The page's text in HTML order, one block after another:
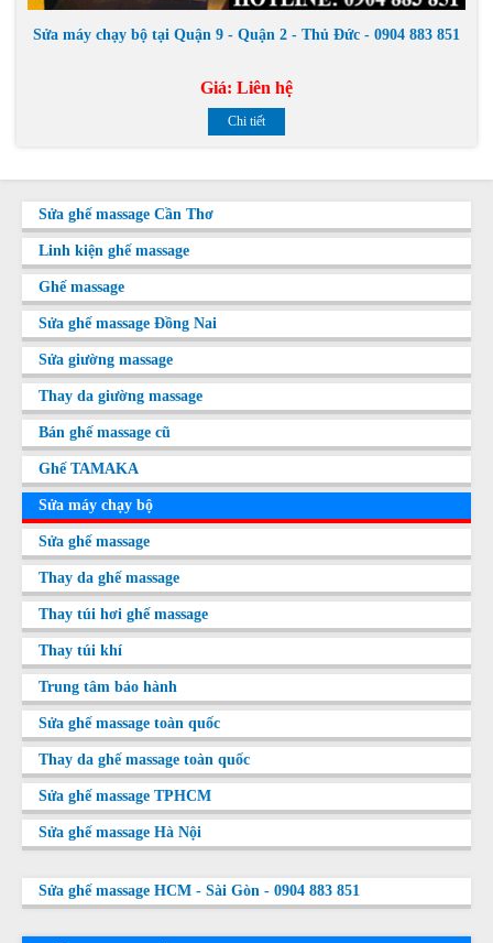
Sửa máy chạy bộ tại Quận 9 - Quận 2 - Thủ Đức - 0904 883 851
Giá: Liên hệ
Chi tiết
Sửa ghế massage Cần Thơ
Linh kiện ghế massage
Ghế massage
Sửa ghế massage Đồng Nai
Sửa giường massage
Thay da giường massage
Bán ghế massage cũ
Ghế TAMAKA
Sửa máy chạy bộ
Sửa ghế massage
Thay da ghế massage
Thay túi hơi ghế massage
Thay túi khí
Trung tâm bảo hành
Sửa ghế massage toàn quốc
Thay da ghế massage toàn quốc
Sửa ghế massage TPHCM
Sửa ghế massage Hà Nội
Sửa ghế massage HCM - Sài Gòn - 0904 883 851